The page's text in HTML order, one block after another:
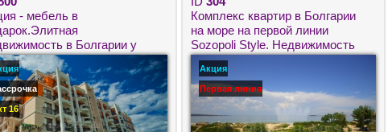
- мебель в
в Болгарии у
Квартиры в Болгарии на
берегу.
16
Комплекс квартир в Болгарии
на море на первой линии
Sozopoli Style. Недвижимость
класса Люкс в городе
Созополь.
Акция
Первая линия